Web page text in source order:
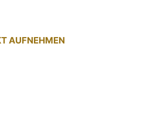
AUFNEHMEN